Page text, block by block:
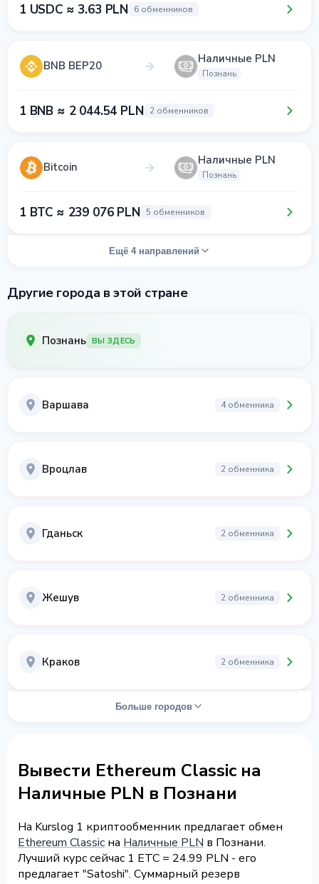
1 USDC ≈ 3.63 PLN 6 обменников
BNB BEP20 Наличные PLN
Познань
1 BNB ≈ 2 044.54 PLN 2 обменников
Bitcoin Наличные PLN
Познань
1 BTC ≈ 239 076 PLN 5 обменников
Ещё 4 направлений
Другие города в этой стране
Познань ВЫ ЗДЕСЬ
Варшава 4 обменника
Вроцлав 2 обменника
Гданьск 2 обменника
Жешув 2 обменника
Краков 2 обменника
Больше городов
Вывести Ethereum Classic на
Наличные PLN в Познани
На Kurslog 1 криптообменник предлагает обмен
Ethereum Classic на Наличные PLN в Познани.
Лучший курс сейчас 1 ETC = 24.99 PLN - его
предлагает "Satoshi". Суммарный резерв